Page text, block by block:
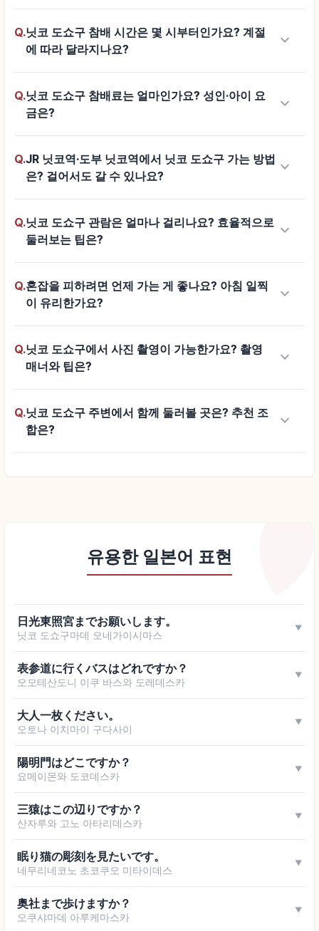
Q.닛코 도쇼구 참배 시간은 몇 시부터인가요? 계절
에 따라 달라지나요?
keyboard_arrow_down
Q.닛코 도쇼구 참배료는 얼마인가요? 성인·아이 요
금은?
keyboard_arrow_down
Q.JR 닛코역·도부 닛코역에서 닛코 도쇼구 가는 방법
은? 걸어서도 갈 수 있나요?
keyboard_arrow_down
Q.닛코 도쇼구 관람은 얼마나 걸리나요? 효율적으로
둘러보는 팁은?
keyboard_arrow_down
Q.혼잡을 피하려면 언제 가는 게 좋나요? 아침 일찍
이 유리한가요?
keyboard_arrow_down
Q.닛코 도쇼구에서 사진 촬영이 가능한가요? 촬영
매너와 팁은?
keyboard_arrow_down
Q.닛코 도쇼구 주변에서 함께 둘러볼 곳은? 추천 조
합은?
keyboard_arrow_down
유용한 일본어 표현
日光東照宮までお願いします。
닛코 도쇼구마데 오네가이시마스
▼
表参道に行くバスはどれですか？
오모테산도니 이쿠 바스와 도레데스카
▼
大人一枚ください。
오토나 이치마이 구다사이
▼
陽明門はどこですか？
요메이몬와 도코데스카
▼
三猿はこの辺りですか？
산자루와 고노 아타리데스카
▼
眠り猫の彫刻を見たいです。
네무리네코노 초코쿠오 미타이데스
▼
奥社まで歩けますか？
오쿠샤마데 아루케마스카
▼